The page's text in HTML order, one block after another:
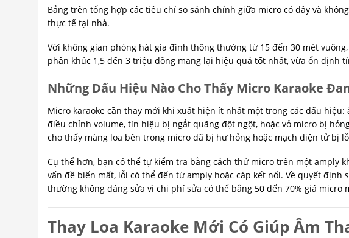
Bảng trên tổng hợp các tiêu chí so sánh chính giữa micro có dây và
thực tế tại nhà.
Với không gian phòng hát gia đình thông thường từ 15 đến 30 mét
phân khúc 1,5 đến 3 triệu đồng mang lại hiệu quả tốt nhất, vừa ổn định
Những Dấu Hiệu Nào Cho Thấy Micro Karaoke
Micro karaoke cần thay mới khi xuất hiện ít nhất một trong các dấu
điều chỉnh volume, tín hiệu bị ngắt quãng đột ngột, hoặc vỏ micro bị
cho thấy màng loa bên trong micro đã bị hư hỏng hoặc mạch điện tử bị
Cụ thể hơn, bạn có thể tự kiểm tra bằng cách thử micro trên một amply
vấn đề biến mất, lỗi có thể đến từ amply hoặc cáp kết nối. Về quyết định
thường không đáng sửa vì chi phí sửa có thể bằng 50 đến 70% giá micro
Thay Loa Karaoke Mới Có Giúp Âm